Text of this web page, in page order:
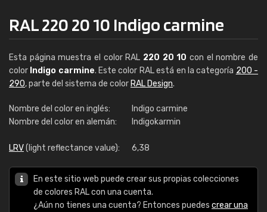
RAL 220 20 10 Indigo carmine
Esta página muestra el color RAL 220 20 10 con el nombre de
color Indigo carmine. Este color RAL está en la categoría 200 -
290, parte del sistema de color RAL Design.
Nombre del color en inglés:
Indigo carmine
Nombre del color en alemán:
Indigokarmin
LRV(light reflectance value): 6,38
En este sitio web puede crear sus propias colecciones
de colores RAL con una cuenta.
¿Aún no tienes una cuenta? Entonces puedes crear una